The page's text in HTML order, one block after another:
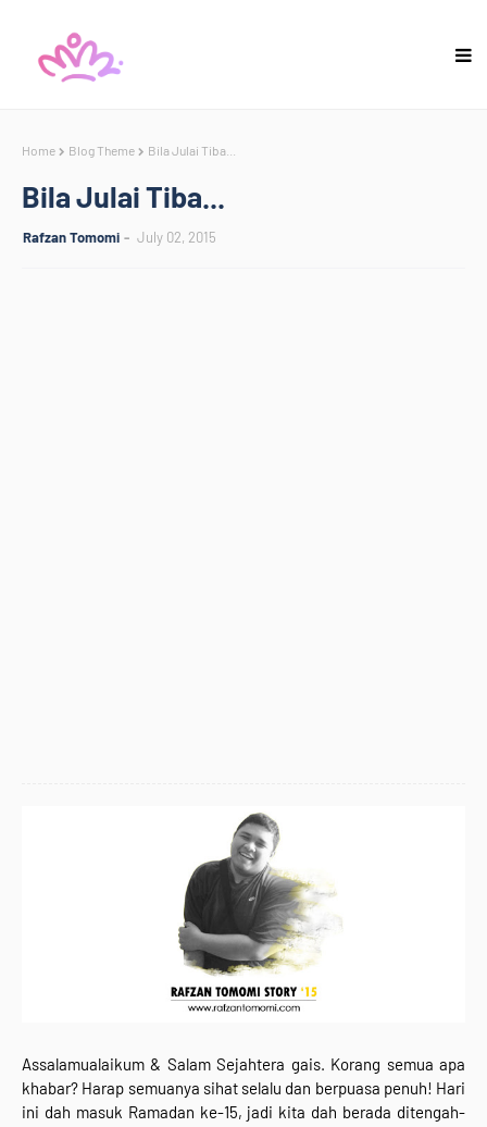
Home Blog Theme Bila Julai Tiba...
Bila Julai Tiba...
Rafzan Tomomi July 02, 2015
Assalamualaikum & Salam Sejahtera gais. Korang semua apa
khabar? Harap semuanya sihat selalu dan berpuasa penuh! Hari
ini dah masuk Ramadan ke-15, jadi kita dah berada ditengah-